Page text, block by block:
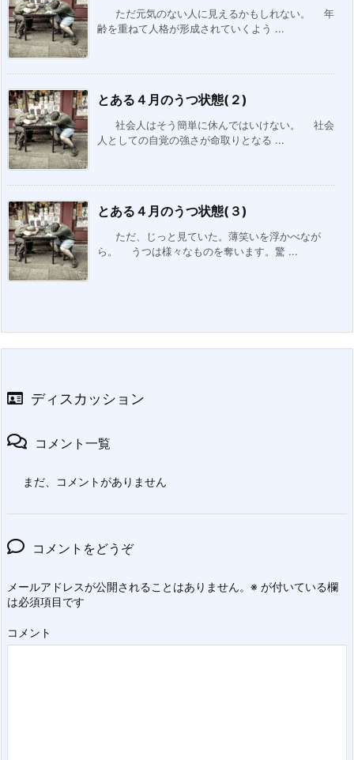
ただ元気のない人に見えるかもしれない。 年
齢を重ねて人格が形成されていくよう ...
とある４月のうつ状態(２)
社会人はそう簡単に休んではいけない。 社会
人としての自覚の強さが命取りとなる ...
とある４月のうつ状態(３)
ただ、じっと見ていた。薄笑いを浮かべなが
ら。 うつは様々なものを奪います。驚 ...
ディスカッション
コメント一覧
まだ、コメントがありません
コメントをどうぞ
メールアドレスが公開されることはありません。 ※ が付いている欄
は必須項目です
コメント